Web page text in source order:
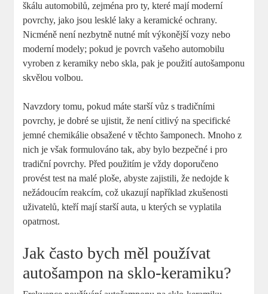
škálu automobilů, zejména pro ty, které mají moderní
povrchy, jako jsou lesklé laky a keramické ochrany.
Nicméně není nezbytně nutné mít výkonější vozy nebo
moderní modely; pokud je povrch vašeho automobilu
vyroben z keramiky nebo skla, pak je použití autošamponu
skvělou volbou.
Navzdory tomu, pokud máte starší vůz s tradičními
povrchy, je dobré se ujistit, že není citlivý na specifické
jemné chemikálie obsažené v těchto šamponech. Mnoho z
nich je však formulováno tak, aby bylo bezpečné i pro
tradiční povrchy. Před použitím je vždy doporučeno
provést test na malé ploše, abyste zajistili, že nedojde k
nežádoucím reakcím, což ukazují například zkušenosti
uživatelů, kteří mají starší auta, u kterých se vyplatila
opatrnost.
Jak často bych měl používat
autošampon na sklo-keramiku?